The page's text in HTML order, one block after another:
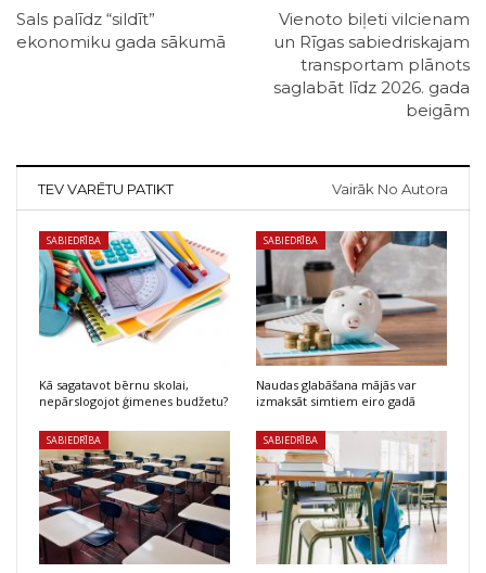
Sals palīdz “sildīt”
ekonomiku gada sākumā
Vienoto biļeti vilcienam
un Rīgas sabiedriskajam
transportam plānots
saglabāt līdz 2026. gada
beigām
TEV VARĒTU PATIKT Vairāk No Autora
SABIEDRĪBA
Kā sagatavot bērnu skolai,
nepārslogojot ģimenes budžetu?
SABIEDRĪBA
Naudas glabāšana mājās var
izmaksāt simtiem eiro gadā
SABIEDRĪBA SABIEDRĪBA